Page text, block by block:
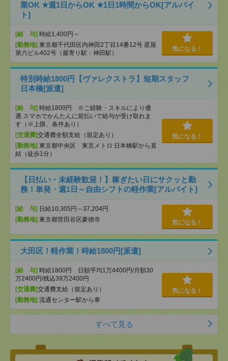
業OK ★週1日からOK ★1日1時間からOK[アルバイ
ト]
[給 与] 時給1,400円～
[勤務地] 東京都千代田区内神田2丁目14番12号 星屋
第六ビル402号（最寄り駅：神田駅）
気になる！
特別時給1800円【ヴァレクストラ】短期スタッフ
日本橋[派遣]
[給 与] 時給1800円 ※ご経験・スキルにより優
遇 スマホでかんたんに前払いで給与が受け取れま
す（※上限、条件あり）
[交通費]交通費全額支給（規定あり）
[勤務地] 東京都中央区 東京メトロ 日本橋駅から直
結（徒歩1分）
気になる！
【日払い・未経験歓迎！】稼ぎたい日にサクッと勤
務！単発・週1日～自由シフトの軽作業[アルバイト]
[給 与] 日給10,305円～37,204円
[勤務地] 東京都世田谷区豪徳寺 気になる！
大田区！軽作業！時給1800円[派遣]
[給 与] 時給1800円 日額平均1万4400円/月額30
万2400円/残込39万2400円
[交通費]交通費支給（規定あり）
[勤務地] 流通センター駅から車
気になる！
すべて見る